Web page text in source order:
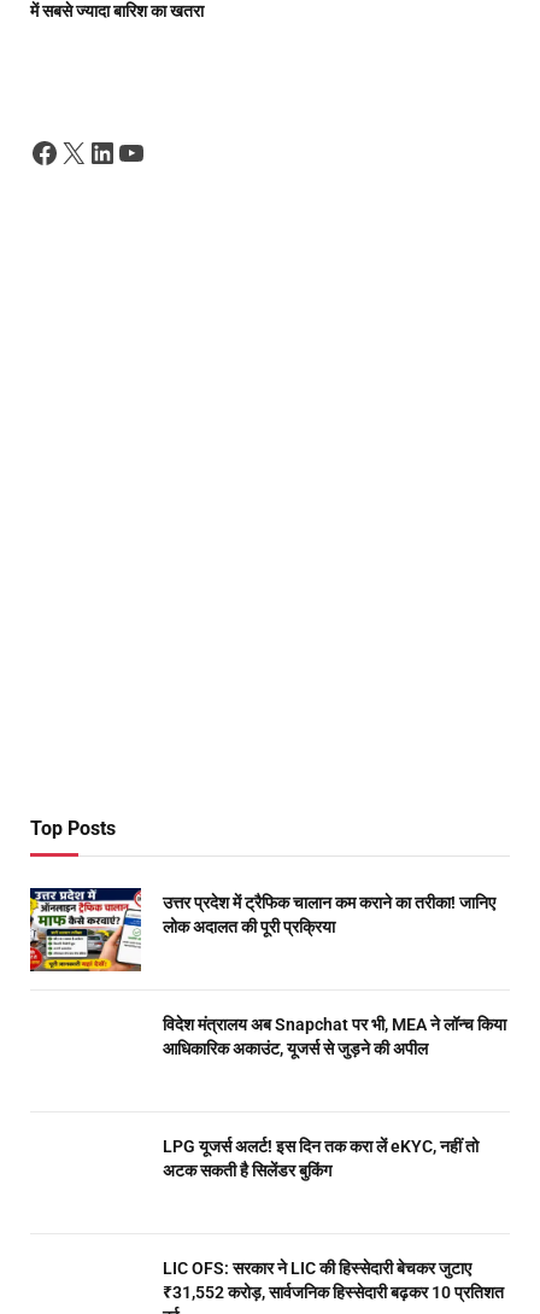
में सबसे ज्यादा बारिश का खतरा
Facebook
X LinkedIn
YouTube
Top Posts
उत्तर प्रदेश में ट्रैफिक चालान कम कराने का तरीका! जानिए
लोक अदालत की पूरी प्रक्रिया
विदेश मंत्रालय अब Snapchat पर भी, MEA ने लॉन्च किया
आधिकारिक अकाउंट, यूजर्स से जुड़ने की अपील
LPG यूजर्स अलर्ट! इस दिन तक करा लें eKYC, नहीं तो
अटक सकती है सिलेंडर बुकिंग
LIC OFS: सरकार ने LIC की हिस्सेदारी बेचकर जुटाए
₹31,552 करोड़, सार्वजनिक हिस्सेदारी बढ़कर 10 प्रतिशत